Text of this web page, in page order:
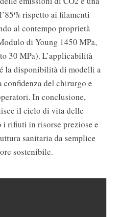
rispetto ai filamenti
al contempo proprietà
di Young 1450 MPa,
30 MPa). L’applicabilità
la disponibilità di modelli a
confidenza del chirurgo e
In conclusione,
il ciclo di vita delle
i rifiuti in risorse preziose e
sanitaria da semplice
sostenibile.